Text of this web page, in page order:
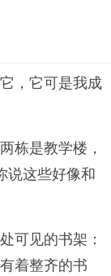
，它可是我成
是教学楼，
说这些好像和
见的书架：
着整齐的书